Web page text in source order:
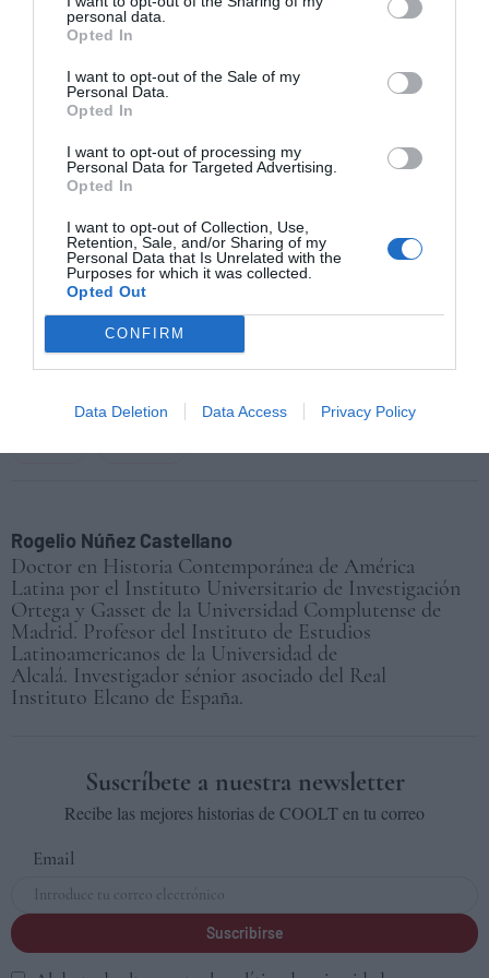
personal data.
Opted In
I want to opt-out of the Sale of my
Personal Data.
Opted In
I want to opt-out of processing my
Personal Data for Targeted Advertising.
Opted In
I want to opt-out of Collection, Use,
Retention, Sale, and/or Sharing of my
Personal Data that Is Unrelated with the
Purposes for which it was collected.
Opted Out
CONFIRM
Data Deletion Data Access Privacy Policy
geopolítica internacional.
AñadirCooltcomo fuente preferida de Google.
Mantente informado con las últimas noticias de actualidad.
ACTIVAR AHORA
TE PUEDE INTERESAR...
Viaje al ‘Delirio americano’
Seis semanas que agitaron La Habana
política Argentina
Rogelio Núñez Castellano
Doctor en Historia Contemporánea de América
Latina por el Instituto Universitario de Investigación
Ortega y Gasset de la Universidad Complutense de
Madrid. Profesor del Instituto de Estudios
Latinoamericanos de la Universidad de
Alcalá. Investigador sénior asociado del Real
Instituto Elcano de España.
Suscríbete a nuestra newsletter
Recibe las mejores historias de COOLT en tu correo
Email
Suscribirse